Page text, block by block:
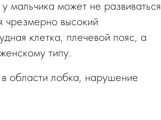
мальчика может не развиваться
чрезмерно высокий
клетка, плечевой пояс, а
типу.
области лобка, нарушение